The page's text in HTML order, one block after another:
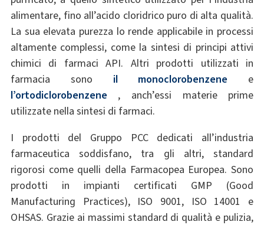
alimentare, fino all’acido cloridrico puro di alta qualità.
La sua elevata purezza lo rende applicabile in processi
altamente complessi, come la sintesi di principi attivi
chimici di farmaci API. Altri prodotti utilizzati in
farmacia sono il monoclorobenzene e
l’ortodiclorobenzene , anch’essi materie prime
utilizzate nella sintesi di farmaci.
I prodotti del Gruppo PCC dedicati all’industria
farmaceutica soddisfano, tra gli altri, standard
rigorosi come quelli della Farmacopea Europea. Sono
prodotti in impianti certificati GMP (Good
Manufacturing Practices), ISO 9001, ISO 14001 e
OHSAS. Grazie ai massimi standard di qualità e pulizia,